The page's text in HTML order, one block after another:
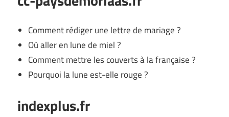
Comment rédiger une lettre de mariage ?
Où aller en lune de miel ?
Comment mettre les couverts à la française ?
Pourquoi la lune est-elle rouge ?
indexplus.fr